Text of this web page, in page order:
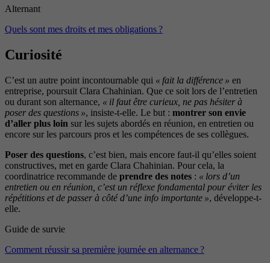
Alternant
Quels sont mes droits et mes obligations ?
Curiosité
C’est un autre point incontournable qui « fait la différence » en
entreprise, poursuit Clara Chahinian. Que ce soit lors de l’entretien
ou durant son alternance, « il faut être curieux, ne pas hésiter à
poser des questions », insiste-t-elle. Le but : montrer son envie
d’aller plus loin sur les sujets abordés en réunion, en entretien ou
encore sur les parcours pros et les compétences de ses collègues.
Poser des questions, c’est bien, mais encore faut-il qu’elles soient
constructives, met en garde Clara Chahinian. Pour cela, la
coordinatrice recommande de prendre des notes : « lors d’un
entretien ou en réunion, c’est un réflexe fondamental pour éviter les
répétitions et de passer à côté d’une info importante », développe-t-
elle.
Guide de survie
Comment réussir sa première journée en alternance ?